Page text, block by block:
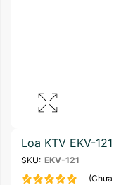
Loa KTV EKV-121
SKU: EKV-121